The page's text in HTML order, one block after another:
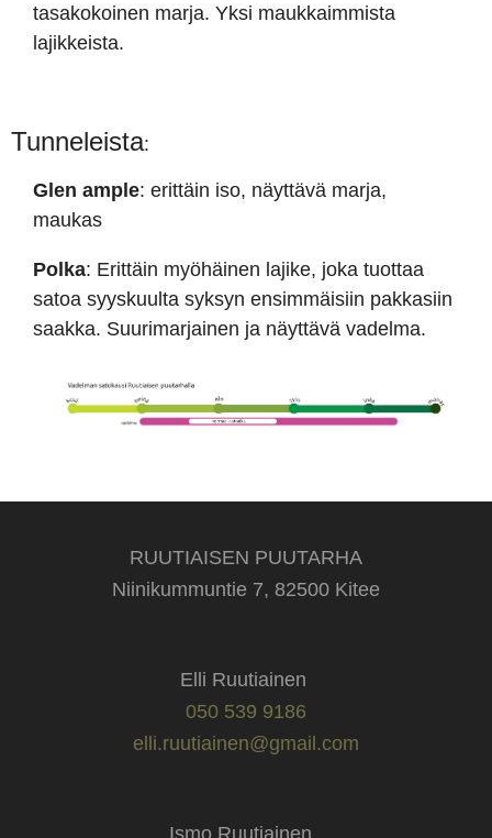
tasakokoinen marja. Yksi maukkaimmista
lajikkeista.
Tunneleista:
Glen ample: erittäin iso, näyttävä marja,
maukas
Polka: Erittäin myöhäinen lajike, joka tuottaa
satoa syyskuulta syksyn ensimmäisiin pakkasiin
saakka. Suurimarjainen ja näyttävä vadelma.
RUUTIAISEN PUUTARHA
Niinikummuntie 7, 82500 Kitee
Elli Ruutiainen
050 539 9186
elli.ruutiainen@gmail.com